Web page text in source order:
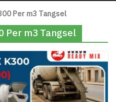
Per m3 Tangsel
Per m3 Tangsel